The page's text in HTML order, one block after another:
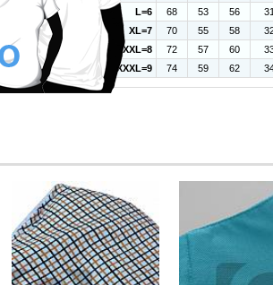
L=6
68 53 56
XL=7
70 55 58
XXL=8
72 57 60
XXXL=9
74 59 62